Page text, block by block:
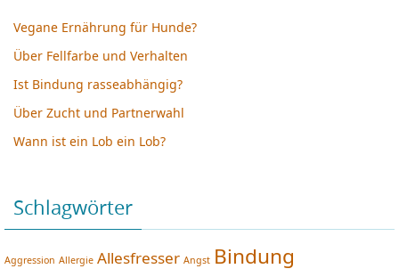
Vegane Ernährung für Hunde?
Über Fellfarbe und Verhalten
Ist Bindung rasseabhängig?
Über Zucht und Partnerwahl
Wann ist ein Lob ein Lob?
Schlagwörter
Aggression Allergie Allesfresser Angst Bindung